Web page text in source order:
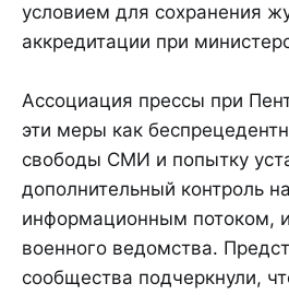
условием для сохранения
аккредитации при
Ассоциация прессы при
эти меры как
свободы СМИ и попытку
дополнительный контроль
информационным потоком,
военного ведомства.
сообщества подчеркнули,